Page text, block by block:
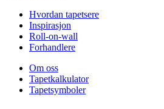
Hvordan tapetsere
Inspirasjon
Roll-on-wall
Forhandlere
Om oss
Tapetkalkulator
Tapetsymboler